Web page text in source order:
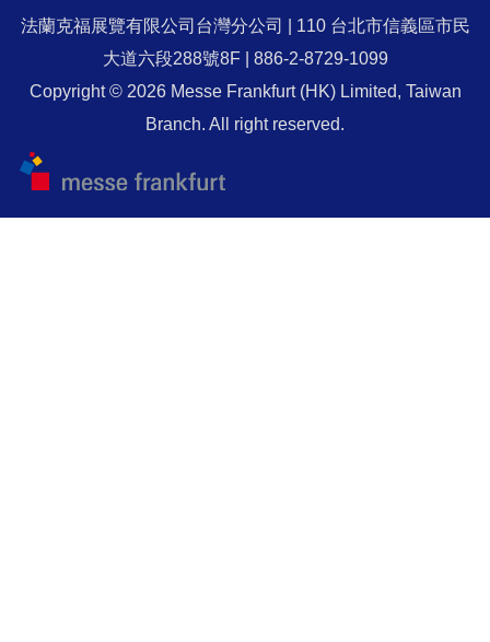
法蘭克福展覽有限公司台灣分公司 | 110 台北市信義區市民
大道六段288號8F | 886-2-8729-1099
Copyright © 2026 Messe Frankfurt (HK) Limited, Taiwan
Branch. All right reserved.